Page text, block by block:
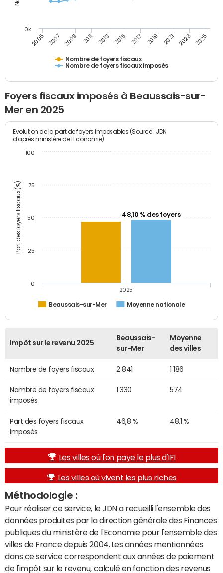
Nombre de foyers fiscaux
Nombre de foyers fiscaux imposés
2005 2007 2009 2011 2013 2015 2017 2019 2021 2023 2025
0k
Foyers fiscaux imposés à Beaussais-sur-
Mer en 2025
Part des foyers fiscaux (%)
Evolution de la part de foyers imposables (Source : JDN
d'après ministère de l'Economie)
48,10 % des foyers
Beaussais-sur-Mer Moyenne nationale
2025
0
25
50
75
100
Impôt sur le revenu 2025
Beaussais-
sur-Mer
Moyenne
des villes
Nombre de foyers fiscaux 2 841 1 186
Nombre de foyers fiscaux
imposés
1 330 574
Part des foyers fiscaux
imposés
46,8 % 48,1 %
Les villes où l'on paye le plus d'IFI
Les villes où vivent les plus riches
Méthodologie :
Pour réaliser ce service, le JDN a recueilli l'ensemble des
données produites par la direction générale des Finances
publiques du ministère de l'Economie pour l'ensemble des
villes de France depuis 2004. Les années mentionnées
dans ce service correspondent aux années de paiement
de l'impôt sur le revenu, calculé en fonction des revenus